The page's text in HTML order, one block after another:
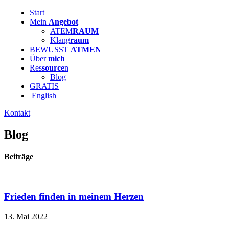
Start
Mein Angebot
ATEMRAUM
Klangraum
BEWUSST ATMEN
Übermich
Ressourcen
Blog
GRATIS
English
Kontakt
Blog
Beiträge
Frieden finden in meinem Herzen
13. Mai 2022